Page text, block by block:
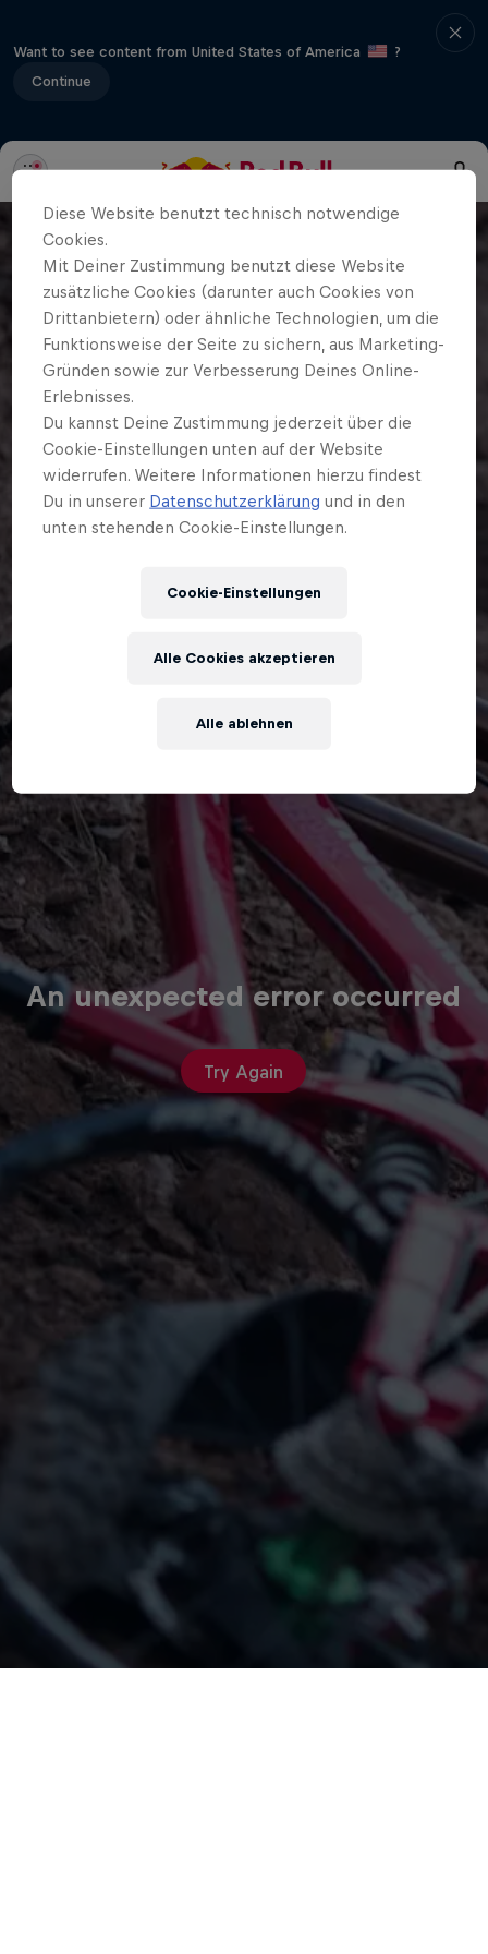
Want to see content from United States of America
?
Continue
An unexpected error occurred
Try Again
Diese Website benutzt technisch notwendige
Cookies.
Mit Deiner Zustimmung benutzt diese Website
zusätzliche Cookies (darunter auch Cookies von
Drittanbietern) oder ähnliche Technologien, um die
Funktionsweise der Seite zu sichern, aus Marketing-
Gründen sowie zur Verbesserung Deines Online-
Erlebnisses.
Du kannst Deine Zustimmung jederzeit über die
Cookie-Einstellungen unten auf der Website
widerrufen. Weitere Informationen hierzu findest
Du in unserer Datenschutzerklärung und in den
unten stehenden Cookie-Einstellungen.
Cookie-Einstellungen
Alle ablehnen
Alle Cookies akzeptieren